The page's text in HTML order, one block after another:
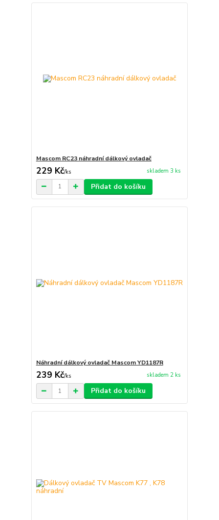
Mascom RC23 náhradní dálkový ovladač
229 Kč/ks skladem 3 ks
Přidat do košíku
Náhradní dálkový ovladač Mascom YD1187R
239 Kč/ks skladem 2 ks
Přidat do košíku